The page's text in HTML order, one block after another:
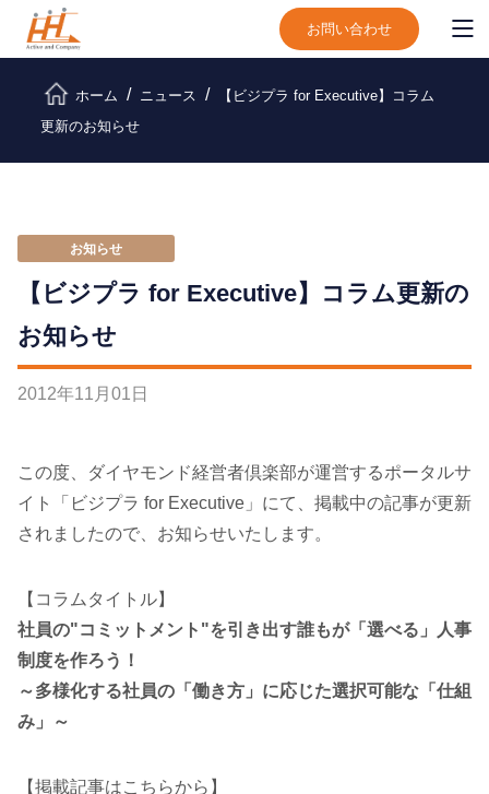
お問い合わせ
ホーム ニュース
【ビジプラ for Executive】コラム
更新のお知らせ
お知らせ
【ビジプラ for Executive】コラム更新の
お知らせ
2012年11 月 01 日
この度、ダイヤモンド経営者倶楽部が運営するポータルサ
イト「ビジプラ for Executive」にて、掲載中の記事が更新
されましたので、お知らせいたします。
【コラムタイトル】
社員の"コミットメント"を引き出す誰もが「選べる」人事
制度を作ろう！
～多様化する社員の「働き方」に応じた選択可能な「仕組
み」～
【掲載記事はこちらから】